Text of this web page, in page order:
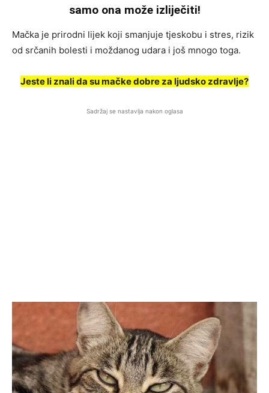
samo ona može izliječiti!
Mačka je prirodni lijek koji smanjuje tjeskobu i stres, rizik
od srčanih bolesti i moždanog udara i još mnogo toga.
Jeste li znali da su mačke dobre za ljudsko zdravlje?
Sadržaj se nastavlja nakon oglasa